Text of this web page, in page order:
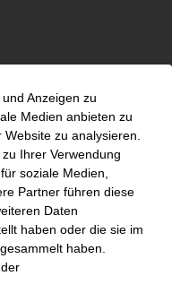
Anzeigen zu
Medien anbieten zu
zu analysieren.
Ihrer Verwendung
soziale Medien,
Partner führen diese
Daten
haben oder die sie im
haben.